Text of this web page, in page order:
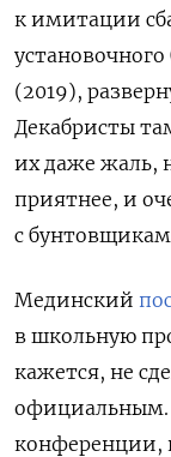
к имитации
(2019),
Декабристы
их даже жаль,
приятнее, и
с
Мединский
в школьную
кажется, не
официальным.
конференции,